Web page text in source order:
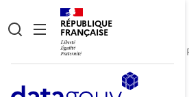
RÉPUBLIQUE
FRANÇAISE